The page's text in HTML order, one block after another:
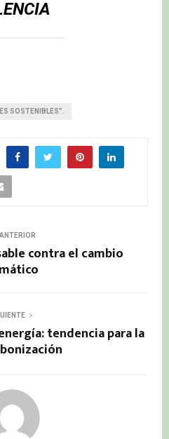
SOSTENIBLES”.
ANTERIOR
contra el cambio
tendencia para la